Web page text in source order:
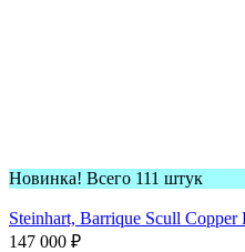
Новинка! Всего 111 штук
Steinhart, Barrique Scull
147 000 ₽